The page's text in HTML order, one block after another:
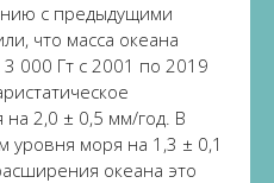
с предыдущими
что масса океана
000 Гт с 2001 по 2019
2,0 ± 0,5 мм/год. В
моря на 1,3 ± 0,1
океана это